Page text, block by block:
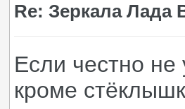
Re: Зеркала Лада
Если честно
кроме